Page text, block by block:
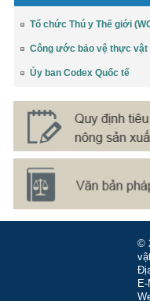
Tổ chức Thú y Thế giới
Công ước bảo vệ thực vật
Ủy ban Codex Quốc tế
©